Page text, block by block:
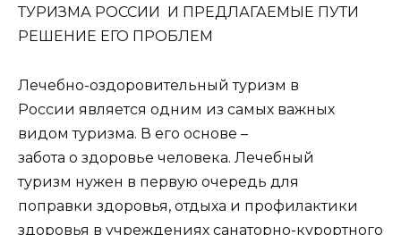
ТУРИЗМА РОССИИ И ПРЕДЛАГАЕМЫЕ ПУТИ
РЕШЕНИЕ ЕГО ПРОБЛЕМ
Лечебно-оздоровительный туризм в
России является одним из самых важных
видом туризма. В его основе –
забота о здоровье человека. Лечебный
туризм нужен в первую очередь для
поправки здоровья, отдыха и профилактики
здоровья в учреждениях санаторно-курортного